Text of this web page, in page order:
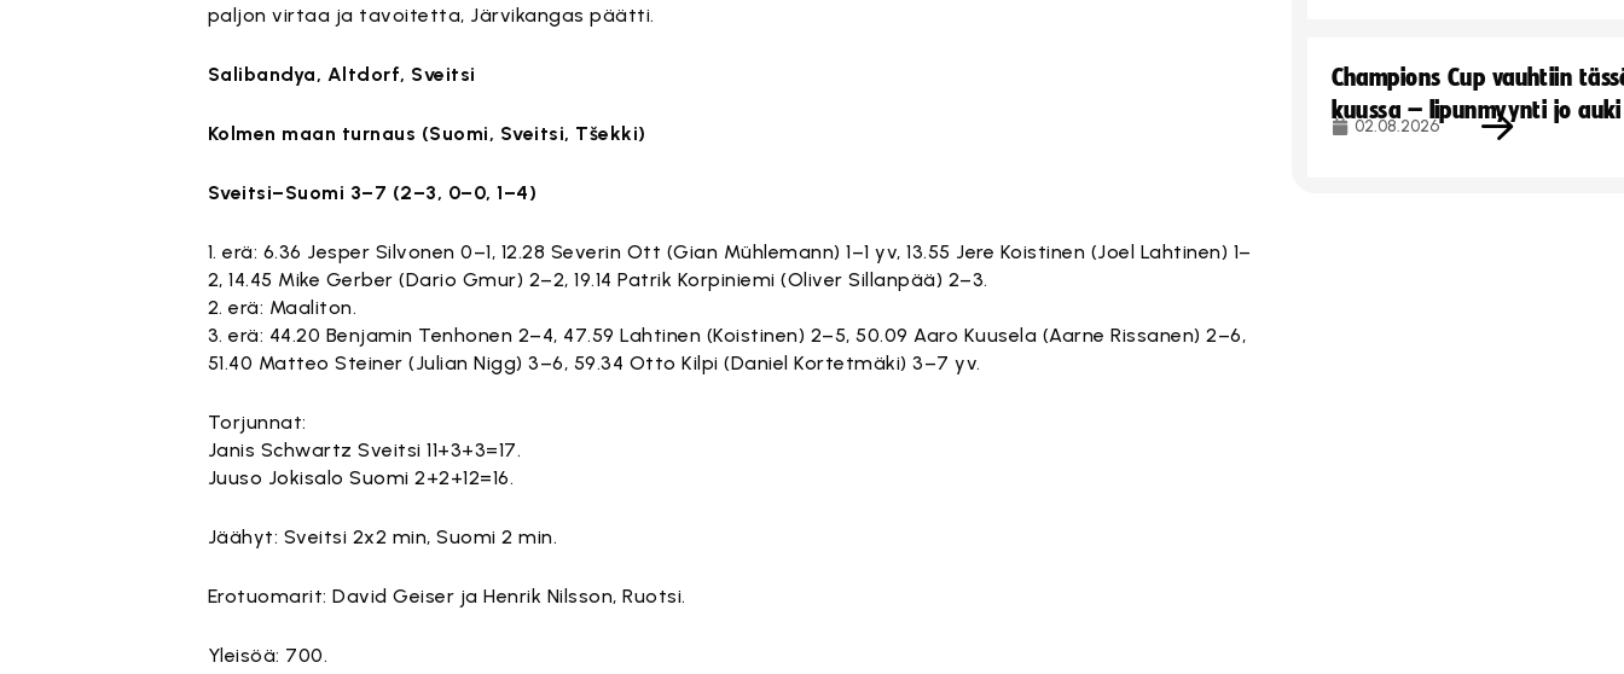
paljon virtaa ja tavoitetta, Järvikangas päätti.
Salibandya, Altdorf, Sveitsi
Kolmen maan turnaus (Suomi, Sveitsi, Tšekki)
Sveitsi–Suomi 3–7 (2–3, 0–0, 1–4)
1. erä: 6.36 Jesper Silvonen 0–1, 12.28 Severin Ott (Gian Mühlemann) 1–1 yv, 13.55 Jere Koistinen (Joel Lahtinen) 1–
2, 14.45 Mike Gerber (Dario Gmur) 2–2, 19.14 Patrik Korpiniemi (Oliver Sillanpää) 2–3.
2. erä: Maaliton.
3. erä: 44.20 Benjamin Tenhonen 2–4, 47.59 Lahtinen (Koistinen) 2–5, 50.09 Aaro Kuusela (Aarne Rissanen) 2–6,
51.40 Matteo Steiner (Julian Nigg) 3–6, 59.34 Otto Kilpi (Daniel Kortetmäki) 3–7 yv.
Torjunnat:
Janis Schwartz Sveitsi 11+3+3=17.
Juuso Jokisalo Suomi 2+2+12=16.
Jäähyt: Sveitsi 2x2 min, Suomi 2 min.
Erotuomarit: David Geiser ja Henrik Nilsson, Ruotsi.
Yleisöä: 700.
Champions Cup vauhtiin
kuussa – lipunmyynti jo auki
02.08.2026